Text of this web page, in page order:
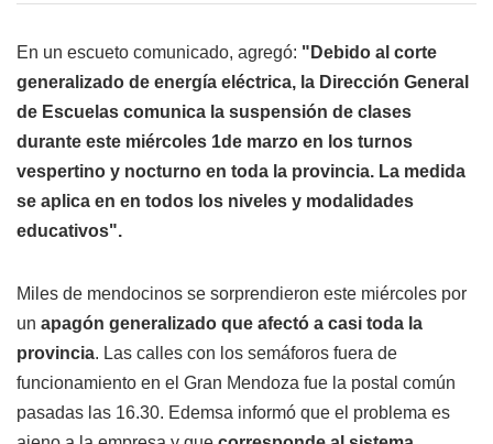
En un escueto comunicado, agregó: "Debido al corte
generalizado de energía eléctrica, la Dirección General
de Escuelas comunica la suspensión de clases
durante este miércoles 1de marzo en los turnos
vespertino y nocturno en toda la provincia. La medida
se aplica en en todos los niveles y modalidades
educativos".
Miles de mendocinos se sorprendieron este miércoles por
un apagón generalizado que afectó a casi toda la
provincia. Las calles con los semáforos fuera de
funcionamiento en el Gran Mendoza fue la postal común
pasadas las 16.30. Edemsa informó que el problema es